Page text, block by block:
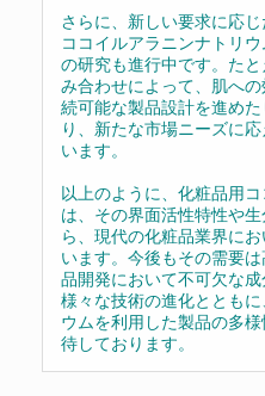
さらに、新しい要求に応じ
ココイルアラニンナトリ
の研究も進行中です。た
み合わせによって、肌へ
続可能な製品設計を進め
り、新たな市場ニーズに
います。
以上のように、化粧品用
は、その界面活性特性や
ら、現代の化粧品業界に
います。今後もその需要
品開発において不可欠な成
様々な技術の進化ととも
ウムを利用した製品の多
待しております。